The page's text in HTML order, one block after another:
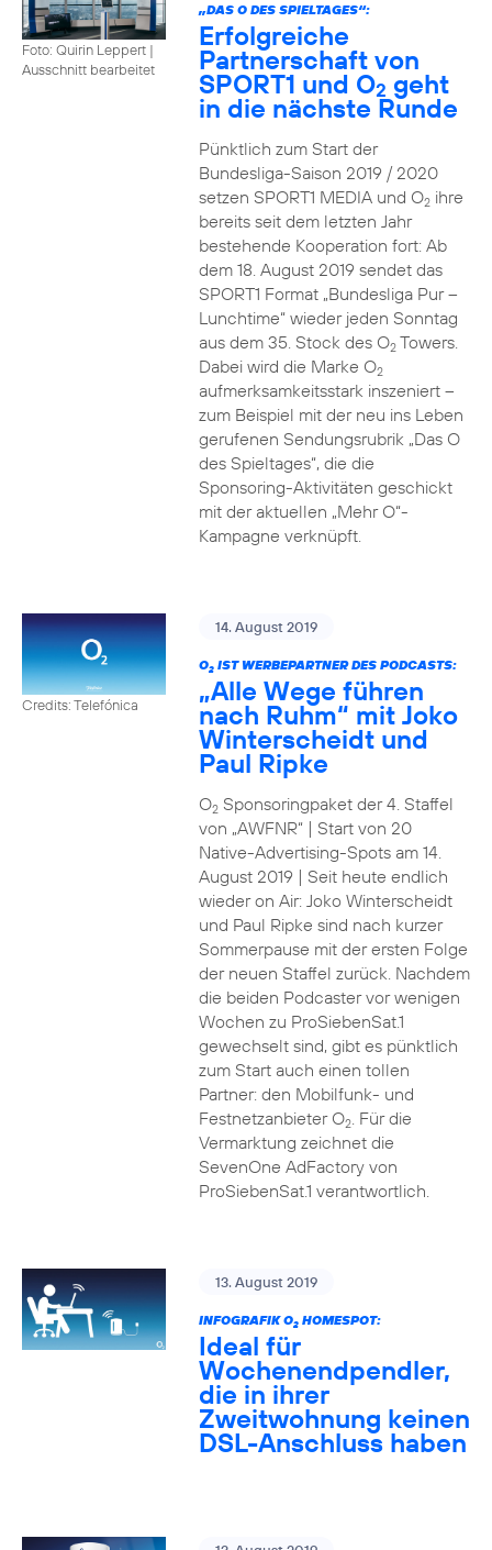
Foto: Quirin Leppert |
Ausschnitt bearbeitet
„DAS O DES SPIELTAGES“:
Erfolgreiche
Partnerschaft von
SPORT1 und O2 geht
in die nächste Runde
Pünktlich zum Start der
Bundesliga-Saison 2019 / 2020
setzen SPORT1 MEDIA und O2ihre
bereits seit dem letzten Jahr
bestehende Kooperation fort: Ab
dem 18. August 2019 sendet das
SPORT1 Format „Bundesliga Pur –
Lunchtime“ wieder jeden Sonntag
aus dem 35. Stock des O2Towers.
Dabei wird die Marke O2
aufmerksamkeitsstark inszeniert –
zum Beispiel mit der neu ins Leben
gerufenen Sendungsrubrik „Das O
des Spieltages“, die die
Sponsoring-Aktivitäten geschickt
mit der aktuellen „Mehr O“-
Kampagne verknüpft.
Credits: Telefónica
14. August 2019
O2IST WERBEPARTNER DES PODCASTS:
„Alle Wege führen
nach Ruhm“ mit Joko
Winterscheidt und
Paul Ripke
O2Sponsoringpaket der 4. Staffel
von „AWFNR“ | Start von 20
Native-Advertising-Spots am 14.
August 2019 | Seit heute endlich
wieder on Air: Joko Winterscheidt
und Paul Ripke sind nach kurzer
Sommerpause mit der ersten Folge
der neuen Staffel zurück. Nachdem
die beiden Podcaster vor wenigen
Wochen zu ProSiebenSat.1
gewechselt sind, gibt es pünktlich
zum Start auch einen tollen
Partner: den Mobilfunk- und
Festnetzanbieter O2. Für die
Vermarktung zeichnet die
SevenOne AdFactory von
ProSiebenSat.1 verantwortlich.
13. August 2019
INFOGRAFIK O2HOMESPOT:
Ideal für
Wochenendpendler,
die in ihrer
Zweitwohnung keinen
DSL-Anschluss haben